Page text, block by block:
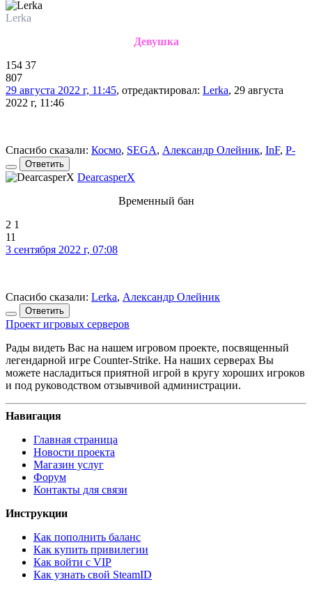
Lerka
Девушка
154 37
807
29 августа 2022 г, 11:45, отредактировал: Lerka, 29 августа
2022 г, 11:46
Спасибо сказали: Космо, SEGA, Александр Олейник, InF, P-
Ответить
DearcasperX
Временный бан
2 1
11
3 сентября 2022 г, 07:08
Спасибо сказали: Lerka, Александр Олейник
Ответить
Проект игровых серверов
Рады видеть Вас на нашем игровом проекте, посвященный
легендарной игре Counter-Strike. На наших серверах Вы
можете насладиться приятной игрой в кругу хороших игроков
и под руководством отзывчивой администрации.
Навигация
Главная страница
Новости проекта
Магазин услуг
Форум
Контакты для связи
Инструкции
Как пополнить баланс
Как купить привилегии
Как войти с VIP
Как узнать свой SteamID